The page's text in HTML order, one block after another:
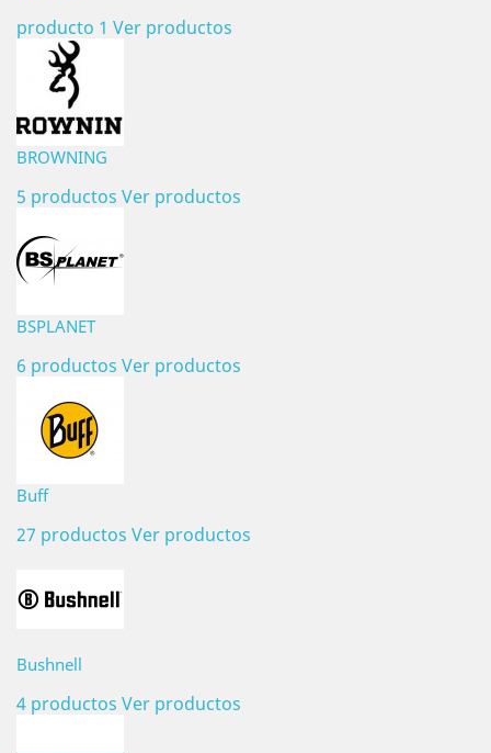
producto 1 Ver productos
BROWNING
5 productos Ver productos
BSPLANET
6 productos Ver productos
Buff
27 productos Ver productos
Bushnell
4 productos Ver productos